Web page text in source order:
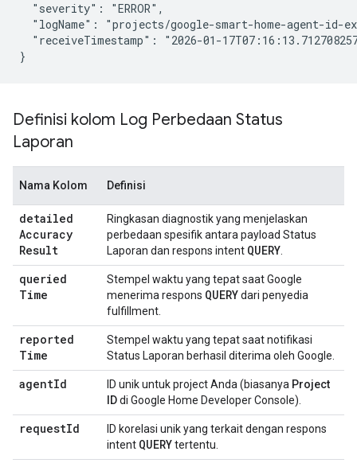
  "severity": "ERROR",
"logName": "projects/google-smart-home-agent-id-
"receiveTimestamp": "2026-01-
}
Definisi kolom Log Perbedaan Status
Laporan
Nama Kolom Definisi
detailed
Accuracy
Result
Ringkasan diagnostik yang menjelaskan
perbedaan spesifik antara payload Status
Laporan dan respons intent QUERY
queried
Time
Stempel waktu yang tepat saat Google
menerima respons QUERYdari penyedia
fulfillment.
reported
Time
Stempel waktu yang tepat saat notifikasi
Status Laporan berhasil diterima oleh Google.
agentId ID unik untuk project Anda (biasanya Project
IDdi Google Home Developer Console).
requestId
ID korelasi unik yang terkait dengan respons
intent QUERYtertentu.